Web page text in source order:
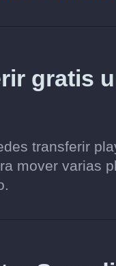
gratis
transferir
mover varias